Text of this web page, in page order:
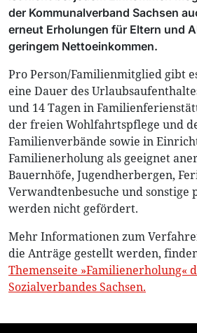
der Kommunalverband Sachsen
erneut Erholungen für Eltern und
geringem Nettoeinkommen.
Pro Person/Familienmitglied gibt
eine Dauer des
und 14 Tagen in
der freien Wohlfahrtspflege und
Familienverbände sowie in
Familienerholung als geeignet
Bauernhöfe, Jugendherbergen,
Verwandtenbesuche und sonstige
werden nicht gefördert.
Mehr Informationen zum
die Anträge gestellt werden,
Themenseite »Familienerholung«
Sozialverbandes Sachsen.